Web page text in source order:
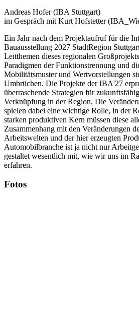
Andreas Hofer (IBA Stuttgart)
im Gespräch mit Kurt Hofstetter
Ein Jahr nach dem Projektaufruf für die
Bauausstellung 2027 StadtRegion
Leitthemen dieses regionalen
Paradigmen der Funktionstrennung und
Mobilitätsmuster und Wertvorstellungen
Umbrüchen. Die Projekte der IBA'27
überraschende Strategien für
Verknüpfung in der Region. Die
spielen dabei eine wichtige Rolle, in der
starken produktiven Kern müssen diese
Zusammenhang mit den Veränderungen
Arbeitswelten und der hier erzeugten
Automobilbranche ist ja nicht nur
gestaltet wesentlich mit, wie wir uns im
erfahren.
Fotos